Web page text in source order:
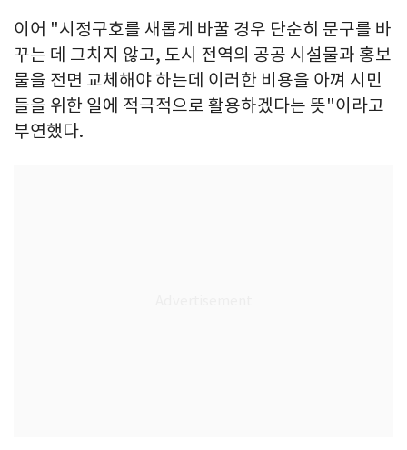
이어 "시정구호를 새롭게 바꿀 경우 단순히 문구를 바
꾸는 데 그치지 않고, 도시 전역의 공공 시설물과 홍보
물을 전면 교체해야 하는데 이러한 비용을 아껴 시민
들을 위한 일에 적극적으로 활용하겠다는 뜻"이라고
부연했다.